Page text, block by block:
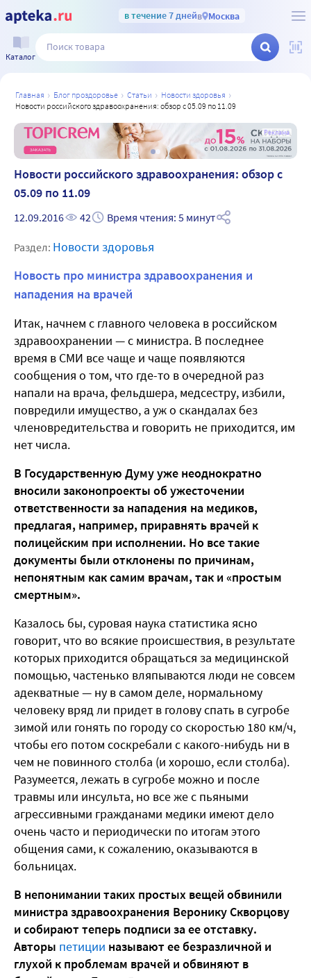
в течение 7 днейв Москва
Каталог
главная блог проздоровье статьи
новости здоровья
новости российского здравоохранения: обзор с 05.09 по 11.09
Реклама
Новости российского здравоохранения: обзор с
05.09 по 11.09
12.09.2016 42 Время чтения: 5 минут
Раздел: Новости здоровья
Новость про министра здравоохранения и
нападения на врачей
Итак, начнем с главного человека в российском
здравоохранении — с министра. В последнее
время в СМИ все чаще и чаще появляются
сообщения о том, что где-то в очередной раз
напали на врача, фельдшера, медсестру, избили,
повредили имущество, а уж о скандалах без
членовредительства и говорить не приходится, им
нет числа.
В Государственную Думу уже неоднократно
вносили законопроекты об ужесточении
ответственности за нападения на медиков,
предлагая, например, приравнять врачей к
полицейским при исполнении. Но все такие
документы были отклонены по причинам,
непонятным как самим врачам, так и «простым
смертным».
Казалось бы, суровая наука статистика ясно
говорит, что во всякие происшествия, в результате
которых приходится обращаться за медицинской
помощью, частенько вляпываются люди не совсем
адекватные — ну в самом деле, нормальному
человеку вряд ли придет в голову спать в сугробе
зимой или гонять по городу со скоростью 180 км/ч,
чтобы его потом соскребали с какого-нибудь ни в
чем не повинного столба (и хорошо, если столба).
Разумеется, лежать в сугробе можно и после
травмы или инсульта, но все же с пьяными
агрессивными гражданами медики имеют дело
очень часто и периодически по итогам этого
общения сами, к сожалению, оказываются в
больницах.
В непонимании таких простых вещей обвинили
министра здравоохранения Веронику Скворцову
и собирают теперь подписи за ее отставку.
Авторы петиции называют ее безразличной и
глухой к проблемам врачей и обвиняют в